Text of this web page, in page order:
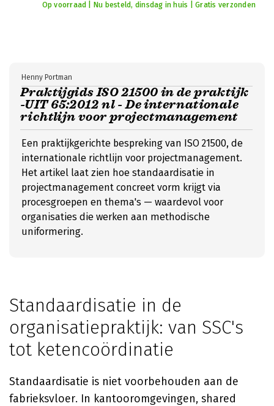
Op voorraad | Nu besteld, dinsdag in huis | Gratis verzonden
Praktijgids ISO 21500 in de praktijk
-UIT 65:2012 nl - De internationale
richtlijn voor projectmanagement
Henny Portman
Een praktijkgerichte bespreking van ISO 21500, de
internationale richtlijn voor projectmanagement.
Het artikel laat zien hoe standaardisatie in
projectmanagement concreet vorm krijgt via
procesgroepen en thema's — waardevol voor
organisaties die werken aan methodische
uniformering.
Standaardisatie in de
organisatiepraktijk: van SSC's
tot ketencoördinatie
Standaardisatie is niet voorbehouden aan de
fabrieksvloer. In kantooromgevingen, shared